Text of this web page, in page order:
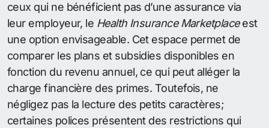
ceux qui ne bénéficient pas d’une assurance via
leur employeur, le Health Insurance Marketplaceest
une option envisageable. Cet espace permet de
comparer les plans et subsidies disponibles en
fonction du revenu annuel, ce qui peut alléger la
charge financière des primes. Toutefois, ne
négligez pas la lecture des petits caractères;
certaines polices présentent des restrictions qui